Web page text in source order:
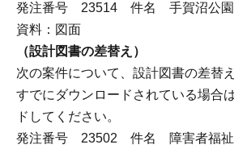
発注番号 23514 件名 手賀沼公
資料：図面
（設計図書の差替え）
次の案件について、設計図書の差替
すでにダウンロードされている場合
ドしてください。
発注番号 23502 件名 障害者福祉